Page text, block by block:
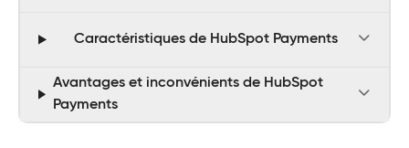
Caractéristiques de HubSpot Payments
Avantages et inconvénients de HubSpot
Payments